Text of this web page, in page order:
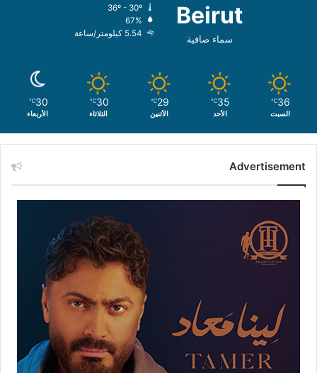
Beirut
سماء صافية
67%
5.54 كيلومتر/ساعة
36
℃
السبت
35
℃
الأحد
29
℃
الأثنين
30
℃
الثلاثاء
30
℃
الأربعاء
Advertisement